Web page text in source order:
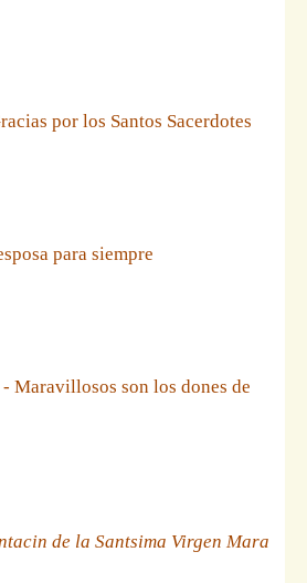
por los Santos Sacerdotes
para siempre
- Maravillosos son los dones de
de la Santsima Virgen Mara